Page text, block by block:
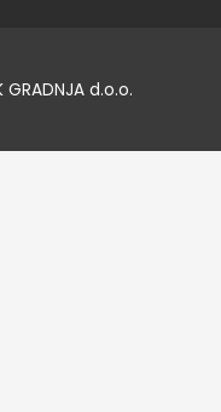
d.o.o.